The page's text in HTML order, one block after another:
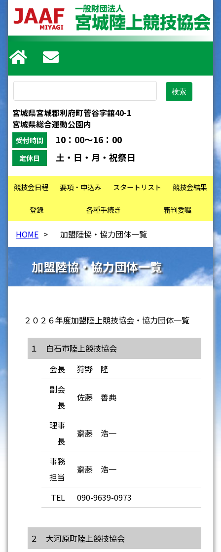
宮城県宮城郡利府町菅谷字舘40-1
宮城県総合運動公園内
受付時間 10：00～16：00
定休日 土・日・月・祝祭日
競技会日程 要項・申込み スタートリスト 競技会結果
登録 各種手続き 審判委嘱
HOME > 加盟陸協・協力団体一覧
加盟陸協・協力団体一覧
２０２６年度加盟陸上競技協会・協力団体一覧
１ 白石市陸上競技協会
会長
狩野 隆
副会
長
佐藤 善典
理事
長
齋藤 浩一
事務
担当
齋藤 浩一
TEL 090-9639-0973
２ 大河原町陸上競技協会